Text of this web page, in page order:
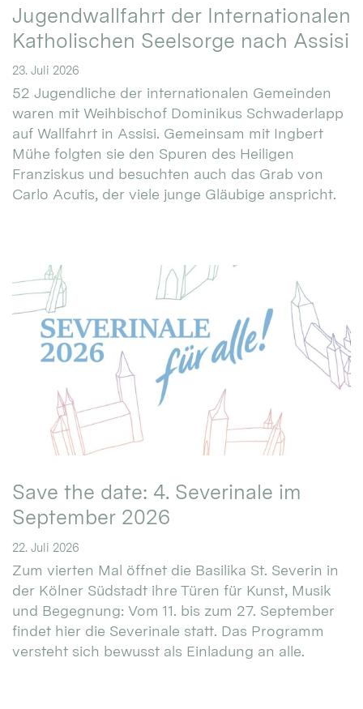
Jugendwallfahrt der Internationalen
Katholischen Seelsorge nach Assisi
23. Juli 2026
52 Jugendliche der internationalen Gemeinden
waren mit Weihbischof Dominikus Schwaderlapp
auf Wallfahrt in Assisi. Gemeinsam mit Ingbert
Mühe folgten sie den Spuren des Heiligen
Franziskus und besuchten auch das Grab von
Carlo Acutis, der viele junge Gläubige anspricht.
Save the date: 4. Severinale im
September 2026
22. Juli 2026
Zum vierten Mal öffnet die Basilika St. Severin in
der Kölner Südstadt ihre Türen für Kunst, Musik
und Begegnung: Vom 11. bis zum 27. September
findet hier die Severinale statt. Das Programm
versteht sich bewusst als Einladung an alle.